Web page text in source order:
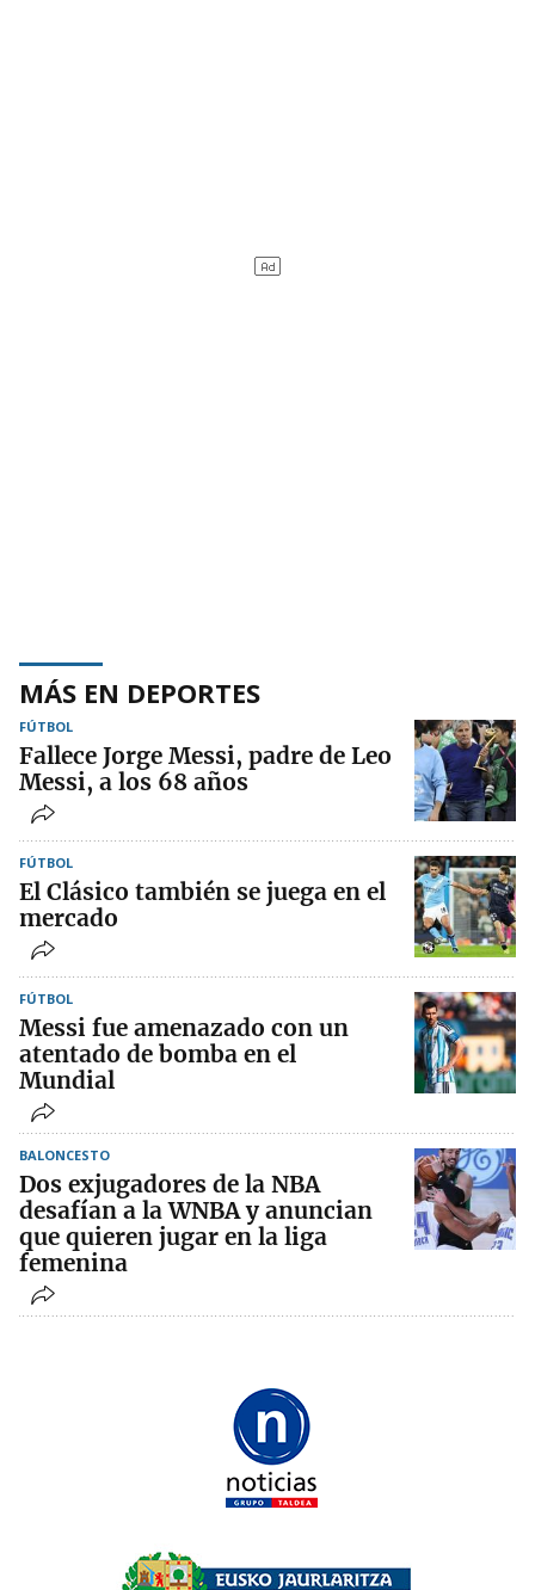
MÁS EN DEPORTES
FÚTBOL
Fallece Jorge Messi, padre de Leo
Messi, a los 68 años
FÚTBOL
El Clásico también se juega en el
mercado
FÚTBOL
Messi fue amenazado con un
atentado de bomba en el
Mundial
BALONCESTO
Dos exjugadores de la NBA
desafían a la WNBA y anuncian
que quieren jugar en la liga
femenina